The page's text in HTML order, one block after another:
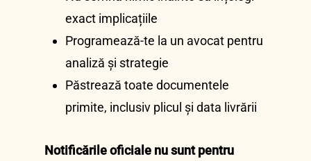
exact implicațiile
Programează-te la un avocat pentru
analiză și strategie
Păstrează toate documentele
primite, inclusiv plicul și data livrării
Notificările oficiale nu sunt pentru